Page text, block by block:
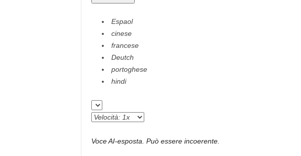
Espaol
cinese
francese
Deutch
portoghese
hindi
Voce AI-esposta. Può essere incoerente.